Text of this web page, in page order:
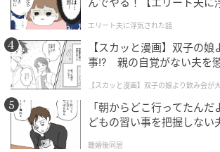
マンガ「『科学漫画サバイバル』シリ
イバル 特別編」では、「ピピの体の中
エリート夫に浮気された話
【スカッと漫画】双子の
事!? 親の自覚がない夫を懲
【スカッと漫画】双子の娘より飲み会が
懲らしめた話
「朝からどこ行ってたん
どもの習い事を把握しない
離婚後同居